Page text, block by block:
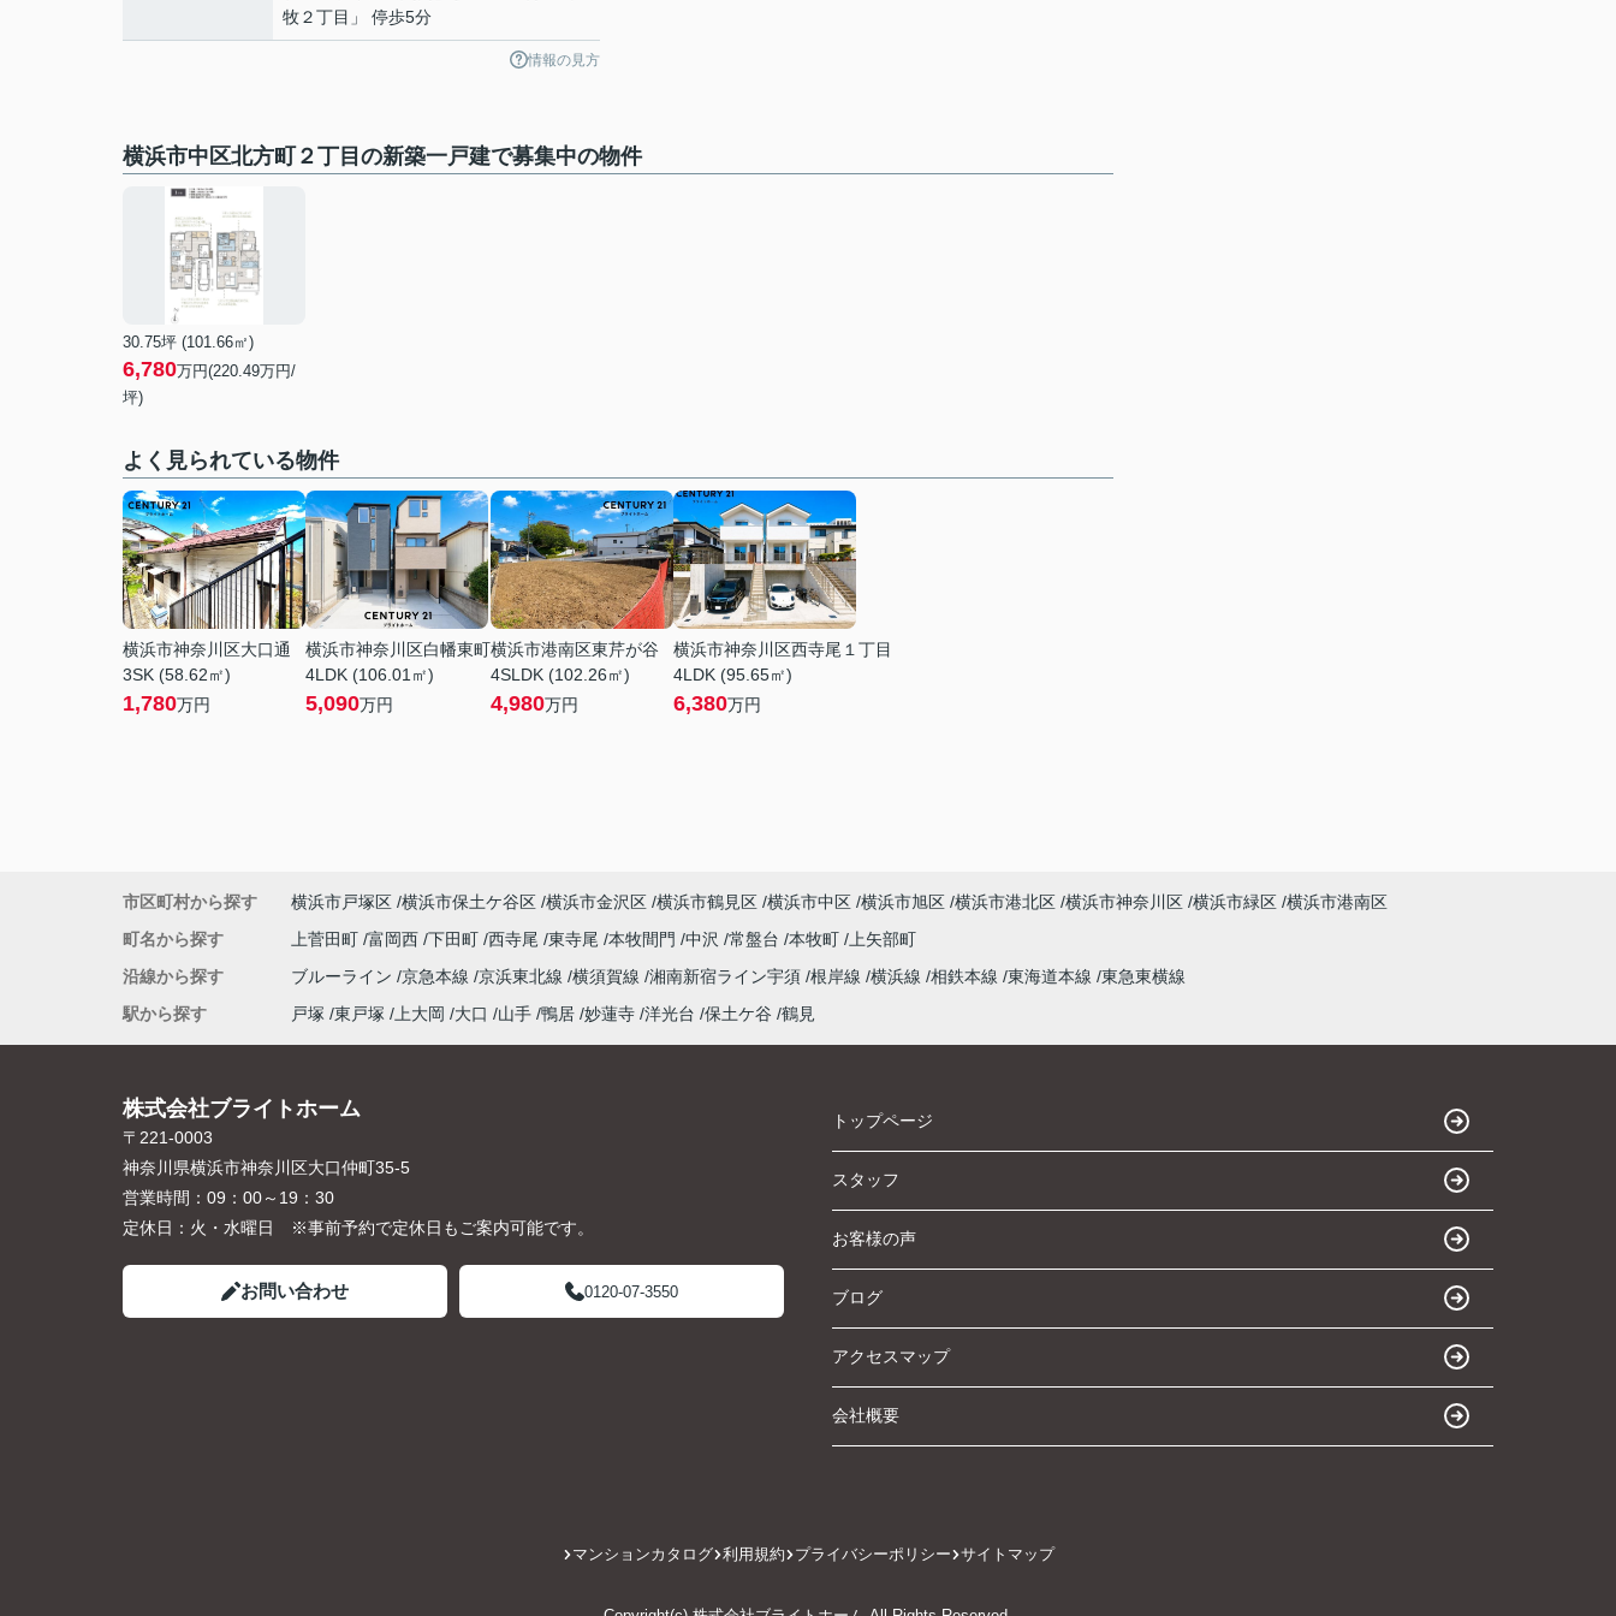
牧２丁目」 停歩5分
情報の見方
横浜市中区北方町２丁目の新築一戸建で募集中の物件
30.75坪 (101.66㎡)
6,780万円(220.49万円/
坪)
よく見られている物件
横浜市神奈川区大口通
3SK (58.62㎡)
1,780万円
横浜市神奈川区白幡東町
4LDK (106.01㎡)
5,090万円
横浜市港南区東芹が谷
4SLDK (102.26㎡)
4,980万円
横浜市神奈川区西寺尾１丁目
4LDK (95.65㎡)
6,380万円
市区町村から探す 横浜市戸塚区 横浜市保土ケ谷区 横浜市金沢区 横浜市鶴見区 横浜市中区 横浜市旭区 横浜市港北区 横浜市神奈川区 横浜市緑区 横浜市港南区
町名から探す
上菅田町 富岡西 下田町 西寺尾 東寺尾 本牧間門 中沢 常盤台 本牧町
上矢部町
沿線から探す
ブルーライン 京急本線 京浜東北線 横須賀線 湘南新宿ライン宇須 根岸線 横浜線 相鉄本線 東海道本線 東急東横線
駅から探す
戸塚 東戸塚 上大岡 大口 山手 鴨居 妙蓮寺 洋光台 保土ケ谷 鶴見
株式会社ブライトホーム
〒221-0003
神奈川県横浜市神奈川区大口仲町35-5
営業時間： 09：00～19：30
定休日： 火・水曜日 ※事前予約で定休日もご案内可能です。
お問い合わせ 0120-07-3550
トップページ
スタッフ
お客様の声
ブログ
アクセスマップ
会社概要
マンションカタログ 利用規約 プライバシーポリシー サイトマップ